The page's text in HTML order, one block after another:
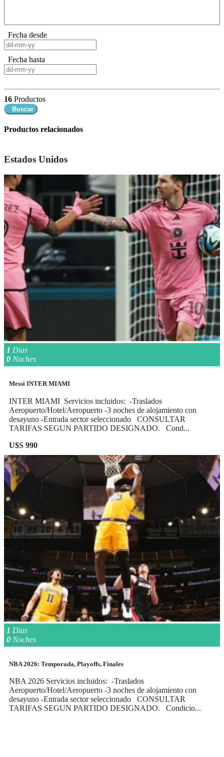
Fecha desde
Fecha hasta
16 Productos
Buscar
Productos relacionados
Estados Unidos
1 Dias
0 Noches
Messi INTER MIAMI
INTER MIAMI Servicios incluidos: -Traslados
Aeropuerto/Hotel/Aeropuerto -3 noches de alojamiento con
desayuno -Entrada sector seleccionado CONSULTAR
TARIFAS SEGUN PARTIDO DESIGNADO. Cond...
U$S 990
1 Dias
0 Noches
NBA 2026: Temporada, Playoffs, Finales
NBA 2026 Servicios incluidos: -Traslados
Aeropuerto/Hotel/Aeropuerto -3 noches de alojamiento con
desayuno -Entrada sector seleccionado CONSULTAR
TARIFAS SEGUN PARTIDO DESIGNADO. Condicio...